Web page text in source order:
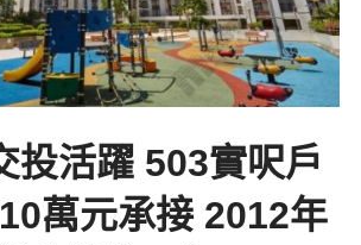
投活躍 503實呎戶
萬元承接 2012年